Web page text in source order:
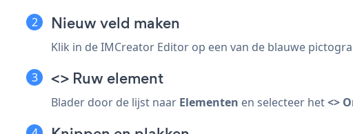
Nieuw veld maken
Klik in de IMCreator Editor op een van de blauwe
<> Ruw element
Blader door de lijst naar Elementen en selecteer het<>